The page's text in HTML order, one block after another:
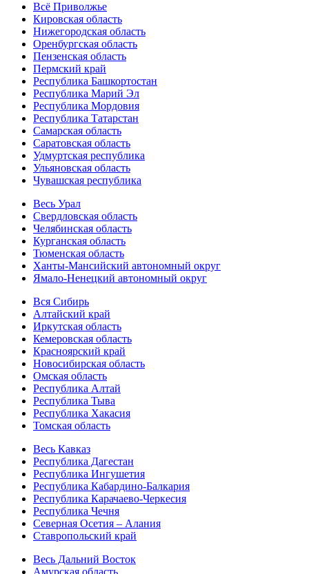
Всё Приволжье
Кировская область
Нижегородская область
Оренбургская область
Пензенская область
Пермский край
Республика Башкортостан
Республика Марий Эл
Республика Мордовия
Республика Татарстан
Самарская область
Саратовская область
Удмуртская республика
Ульяновская область
Чувашская республика
Весь Урал
Свердловская область
Челябинская область
Курганская область
Тюменская область
Ханты-Мансийский автономный округ
Ямало-Ненецкий автономный округ
Вся Сибирь
Алтайский край
Иркутская область
Кемеровская область
Красноярский край
Новосибирская область
Омская область
Республика Алтай
Республика Тыва
Республика Хакасия
Томская область
Весь Кавказ
Республика Дагестан
Республика Ингушетия
Республика Кабардино-Балкария
Республика Карачаево-Черкесия
Республика Чечня
Северная Осетия – Алания
Ставропольский край
Весь Дальний Восток
Амурская область